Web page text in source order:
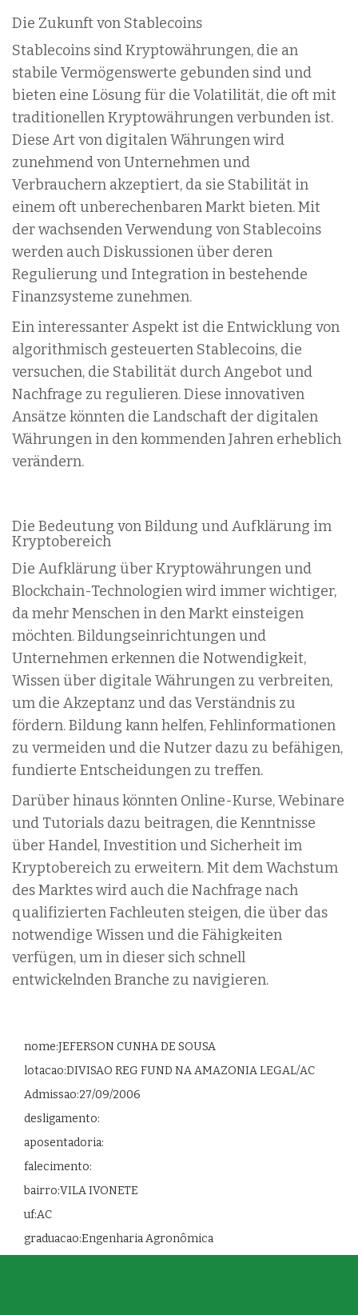
Die Zukunft von Stablecoins
Stablecoins sind Kryptowährungen, die an
stabile Vermögenswerte gebunden sind und
bieten eine Lösung für die Volatilität, die oft mit
traditionellen Kryptowährungen verbunden ist.
Diese Art von digitalen Währungen wird
zunehmend von Unternehmen und
Verbrauchern akzeptiert, da sie Stabilität in
einem oft unberechenbaren Markt bieten. Mit
der wachsenden Verwendung von Stablecoins
werden auch Diskussionen über deren
Regulierung und Integration in bestehende
Finanzsysteme zunehmen.
Ein interessanter Aspekt ist die Entwicklung von
algorithmisch gesteuerten Stablecoins, die
versuchen, die Stabilität durch Angebot und
Nachfrage zu regulieren. Diese innovativen
Ansätze könnten die Landschaft der digitalen
Währungen in den kommenden Jahren erheblich
verändern.
Die Bedeutung von Bildung und Aufklärung im
Kryptobereich
Die Aufklärung über Kryptowährungen und
Blockchain-Technologien wird immer wichtiger,
da mehr Menschen in den Markt einsteigen
möchten. Bildungseinrichtungen und
Unternehmen erkennen die Notwendigkeit,
Wissen über digitale Währungen zu verbreiten,
um die Akzeptanz und das Verständnis zu
fördern. Bildung kann helfen, Fehlinformationen
zu vermeiden und die Nutzer dazu zu befähigen,
fundierte Entscheidungen zu treffen.
Darüber hinaus könnten Online-Kurse, Webinare
und Tutorials dazu beitragen, die Kenntnisse
über Handel, Investition und Sicherheit im
Kryptobereich zu erweitern. Mit dem Wachstum
des Marktes wird auch die Nachfrage nach
qualifizierten Fachleuten steigen, die über das
notwendige Wissen und die Fähigkeiten
verfügen, um in dieser sich schnell
entwickelnden Branche zu navigieren.
nome:JEFERSON CUNHA DE SOUSA
lotacao:DIVISAO REG FUND NA AMAZONIA LEGAL/AC
Admissao:27/09/2006
desligamento:
aposentadoria:
falecimento:
bairro:VILA IVONETE
uf:AC
graduacao:Engenharia Agronômica